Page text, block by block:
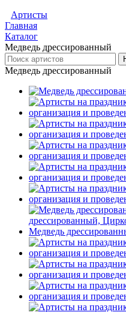
Артисты
Главная
Каталог
Медведь дрессированный
Медведь дрессированный